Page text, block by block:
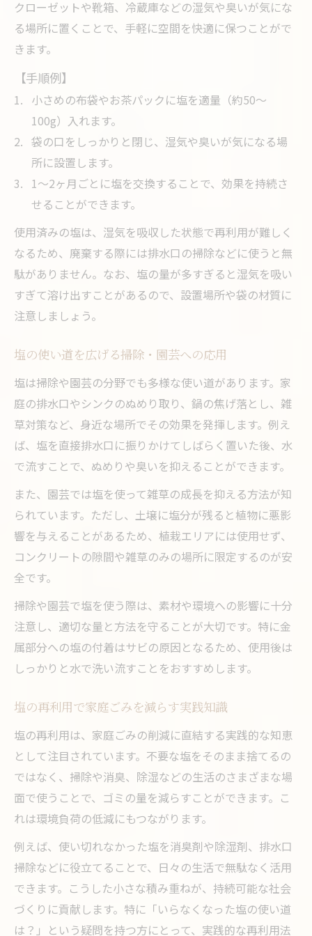
クローゼットや靴箱、冷蔵庫などの湿気や臭いが気にな
る場所に置くことで、手軽に空間を快適に保つことがで
きます。
【手順例】
小さめの布袋やお茶パックに塩を適量（約50～
100g）入れます。
袋の口をしっかりと閉じ、湿気や臭いが気になる場
所に設置します。
1～2ヶ月ごとに塩を交換することで、効果を持続さ
せることができます。
使用済みの塩は、湿気を吸収した状態で再利用が難しく
なるため、廃棄する際には排水口の掃除などに使うと無
駄がありません。なお、塩の量が多すぎると湿気を吸い
すぎて溶け出すことがあるので、設置場所や袋の材質に
注意しましょう。
塩の使い道を広げる掃除・園芸への応用
塩は掃除や園芸の分野でも多様な使い道があります。家
庭の排水口やシンクのぬめり取り、鍋の焦げ落とし、雑
草対策など、身近な場所でその効果を発揮します。例え
ば、塩を直接排水口に振りかけてしばらく置いた後、水
で流すことで、ぬめりや臭いを抑えることができます。
また、園芸では塩を使って雑草の成長を抑える方法が知
られています。ただし、土壌に塩分が残ると植物に悪影
響を与えることがあるため、植栽エリアには使用せず、
コンクリートの隙間や雑草のみの場所に限定するのが安
全です。
掃除や園芸で塩を使う際は、素材や環境への影響に十分
注意し、適切な量と方法を守ることが大切です。特に金
属部分への塩の付着はサビの原因となるため、使用後は
しっかりと水で洗い流すことをおすすめします。
塩の再利用で家庭ごみを減らす実践知識
塩の再利用は、家庭ごみの削減に直結する実践的な知恵
として注目されています。不要な塩をそのまま捨てるの
ではなく、掃除や消臭、除湿などの生活のさまざまな場
面で使うことで、ゴミの量を減らすことができます。こ
れは環境負荷の低減にもつながります。
例えば、使い切れなかった塩を消臭剤や除湿剤、排水口
掃除などに役立てることで、日々の生活で無駄なく活用
できます。こうした小さな積み重ねが、持続可能な社会
づくりに貢献します。特に「いらなくなった塩の使い道
は？」という疑問を持つ方にとって、実践的な再利用法